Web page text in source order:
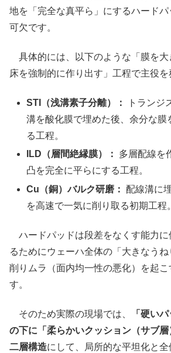
地を「完全な真平ら」にするハード
可欠です。
具体的には、以下のような「膜を大
床を強制的に作り出す」工程で主役を
STI（浅溝素子分離）：
トランジ
溝を酸化膜で埋めた後、余分な膜
る工程。
ILD（層間絶縁膜）：
多層配線を
凸を完全に平らにする工程。
Cu（銅）バルク研磨：
配線溝に
を高速で一気に削り取る初期工程。
ハードパッドは段差をなくす能力に
るためにウェーハ全体の「大きなうね
削りムラ（面内均一性の悪化）を起こ
す。
そのため実際の現場では、
「硬い
の下に「柔らかいクッション（サブ
二層構造にして、局所的な平坦化と